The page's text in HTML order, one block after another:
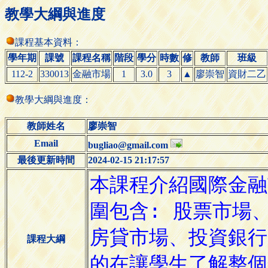
教學大綱與進度
課程基本資料：
學年期
課號 課程名稱 階段 學分 時數 修 教師
班級
112-2
330013 金融市場 1 3.0 3 ▲ 廖崇智 資財二乙
教學大綱與進度：
教師姓名
廖崇智
Email
bugliao@gmail.com
最後更新時間
2024-02-15 21:17:57
課程大綱